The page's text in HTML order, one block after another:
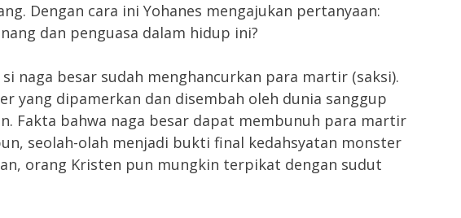
Dengan cara ini Yohanes mengajukan pertanyaan:
dan penguasa dalam hidup ini?
naga besar sudah menghancurkan para martir (saksi).
yang dipamerkan dan disembah oleh dunia sanggup
Fakta bahwa naga besar dapat membunuh para martir
seolah-olah menjadi bukti final kedahsyatan monster
orang Kristen pun mungkin terpikat dengan sudut